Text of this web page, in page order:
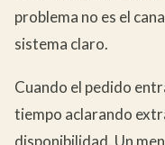
problema no es el
sistema claro.
Cuando el pedido
tiempo aclarando
disponibilidad. Un